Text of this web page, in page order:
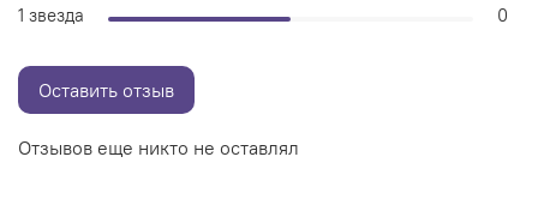
Отзывов еще никто не оставлял
1 звезда
0
Оставить отзыв